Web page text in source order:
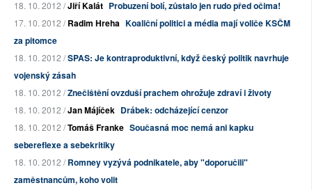
18. 10. 2012 /Jiří Kalát Probuzení bolí, zůstalo jen rudo před očima!
17. 10. 2012 /Radim Hreha Koaliční politici a média mají voliče KSČM
za pitomce
18. 10. 2012 /SPAS: Je kontraproduktivní, když český politik navrhuje
vojenský zásah
18. 10. 2012 /Znečištění ovzduší prachem ohrožuje zdraví i životy
18. 10. 2012 /Jan Májíček Drábek: odcházející cenzor
18. 10. 2012 /Tomáš Franke Současná moc nemá ani kapku
sebereflexe a sebekritiky
18. 10. 2012 /Romney vyzývá podnikatele, aby "doporučili"
zaměstnancům, koho volit